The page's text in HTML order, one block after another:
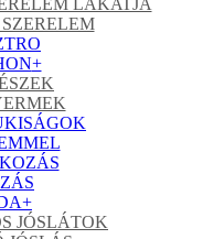
LAKATJA
+
+
JÓSLÁTOK